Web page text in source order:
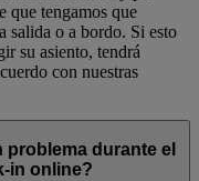
que tengamos que
salida o a bordo. Si esto
su asiento, tendrá
con nuestras
durante el
in online?